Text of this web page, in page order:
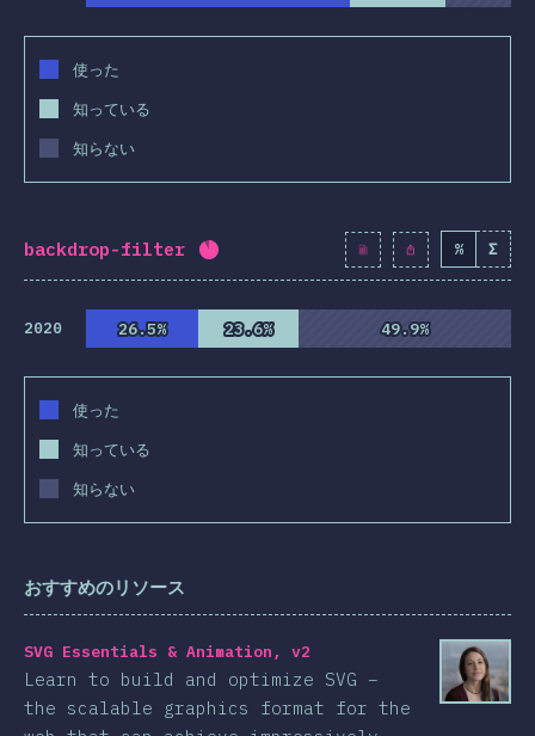
使った
知っている
知らない
backdrop-filter 回答記入率： 89.4 % 10274 )% Σ
2020 26.5%
26.5% 23.6%
23.6% 49.9%
49.9%
使った
知っている
知らない
おすすめのリソース
SVG Essentials & Animation, v2
Learn to build and optimize SVG –
the scalable graphics format for the